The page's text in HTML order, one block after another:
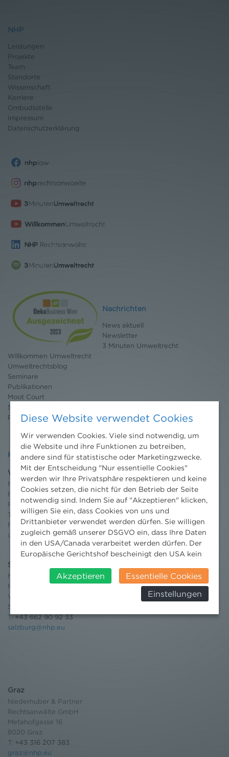
NHP
Leistungen
Projekte
Team
Standorte
Wissenschaft
Karriere
Ombudsstelle
Impressum
Datenschutzerklärung
Nachrichten
News aktuell
Newsletter
3 Minuten Umweltrecht
Willkommen Umweltrecht
Umweltrechtsblog
Seminare
Publikationen
Moot Court
Stipendium
Pressebereich
Kontakt
Wien
Niederhuber & Partner
Rechtsanwälte GmbH
Reisnerstraße 53, 1030 Wien
T:
+43 1 513 21 24-0
F: +43 1 513 21 24-300
office@nhp.eu
Salzburg
Niederhuber & Partner
Rechtsanwälte GmbH
Wilhelm-Spazier-Straße 2a
5020 Salzburg
T: +43 662 90 92 33
salzburg@nhp.eu
Graz
Niederhuber & Partner
Rechtsanwälte GmbH
Metahofgasse 16
8020 Graz
T: +43 316 207 383
graz@nhp.eu
Diese Website verwendet Cookies
Wir verwenden Cookies. Viele sind notwendig, um
die Website und ihre Funktionen zu betreiben,
andere sind für statistische oder Marketingzwecke.
Mit der Entscheidung "Nur essentielle Cookies"
werden wir Ihre Privatsphäre respektieren und keine
Cookies setzen, die nicht für den Betrieb der Seite
notwendig sind. Indem Sie auf "Akzeptieren" klicken,
willigen Sie ein, dass Cookies von uns und
Drittanbieter verwendet werden dürfen. Sie willigen
zugleich gemäß unserer DSGVO ein, dass Ihre Daten
in den USA/Canada verarbeitet werden dürfen. Der
Europäische Gerichtshof bescheinigt den USA kein
insbesondere das Risiko, dass ihre Daten durch US-
Behörden, zu Kontroll- und zu
Überwachungszwecken, verarbeitet werden und
werden können. Zudem finden Sie am
Bildschirmrand ein Cookie-Icon wo Sie jederzeit Ihre
Akzeptieren
Essentielle Cookies
Einstellungen